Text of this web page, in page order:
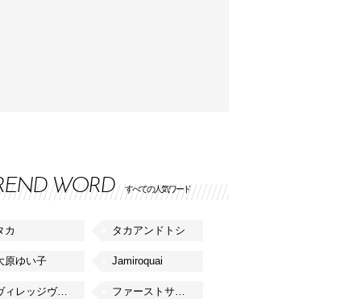
WORD すべての人気ワード
カ タカアンドトシ
原ゆい子 Jamiroquai
ヴィレッジヴァンガード ファーストサマーウイカ